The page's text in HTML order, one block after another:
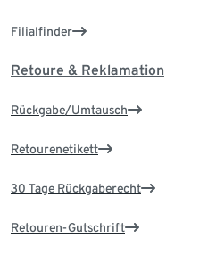
Filialfinder
Retoure & Reklamation
Rückgabe/Umtausch
Retourenetikett
30 Tage Rückgaberecht
Retouren-Gutschrift